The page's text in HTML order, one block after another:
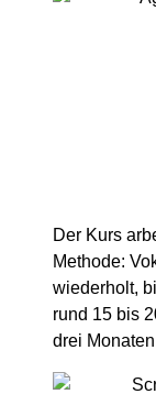
Der Kurs
Methode:
wiederholt,
rund 15 bis
drei